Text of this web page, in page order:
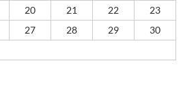
20 21 22
23
27 28 29
30